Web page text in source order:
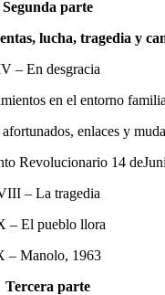
Segunda parte
lucha, tragedia y
– En desgracia
en el entorno
enlaces y
Revolucionario 14
– La tragedia
– El pueblo llora
– Manolo, 1963
Tercera parte